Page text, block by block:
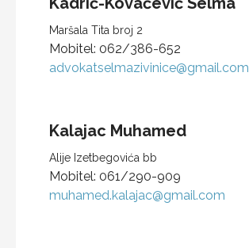
Maršala Tita broj 2
Mobitel: 062/386-652
advokatselmazivinice@gmail.com
Kalajac Muhamed
Alije Izetbegovića bb
Mobitel: 061/290-909
muhamed.kalajac@gmail.com